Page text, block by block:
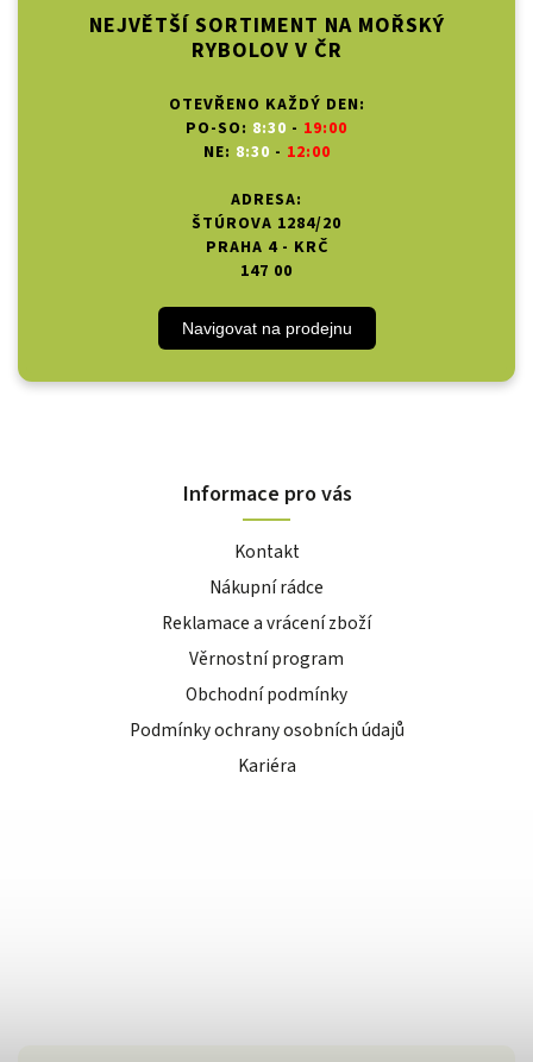
NEJVĚTŠÍ SORTIMENT NA MOŘSKÝ
RYBOLOV V ČR
OTEVŘENO KAŽDÝ DEN:
PO-SO: 8:30 - 19:00
NE: 8:30 - 12:00
ADRESA:
ŠTÚROVA 1284/20
PRAHA 4 - KRČ
147 00
Navigovat na prodejnu
Informace pro vás
Kontakt
Nákupní rádce
Reklamace a vrácení zboží
Věrnostní program
Obchodní podmínky
Podmínky ochrany osobních údajů
Kariéra